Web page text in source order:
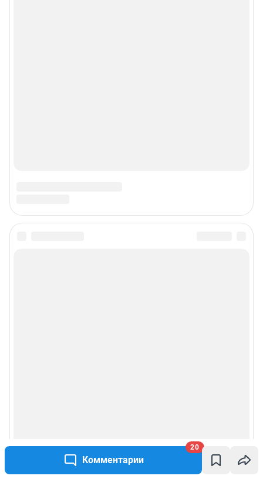
Комментарии
20